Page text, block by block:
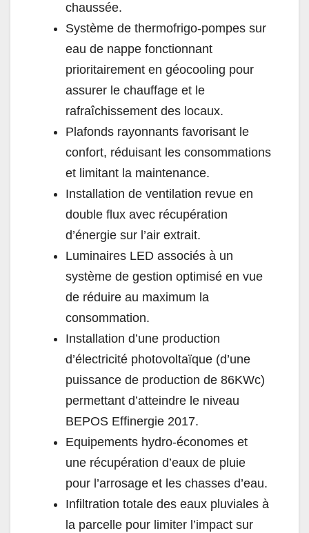
chaussée.
Système de thermofrigo-pompes sur
eau de nappe fonctionnant
prioritairement en géocooling pour
assurer le chauffage et le
rafraîchissement des locaux.
Plafonds rayonnants favorisant le
confort, réduisant les consommations
et limitant la maintenance.
Installation de ventilation revue en
double flux avec récupération
d’énergie sur l’air extrait.
Luminaires LED associés à un
système de gestion optimisé en vue
de réduire au maximum la
consommation.
Installation d’une production
d’électricité photovoltaïque (d’une
puissance de production de 86KWc)
permettant d’atteindre le niveau
BEPOS Effinergie 2017.
Equipements hydro-économes et
une récupération d’eaux de pluie
pour l’arrosage et les chasses d’eau.
Infiltration totale des eaux pluviales à
la parcelle pour limiter l’impact sur